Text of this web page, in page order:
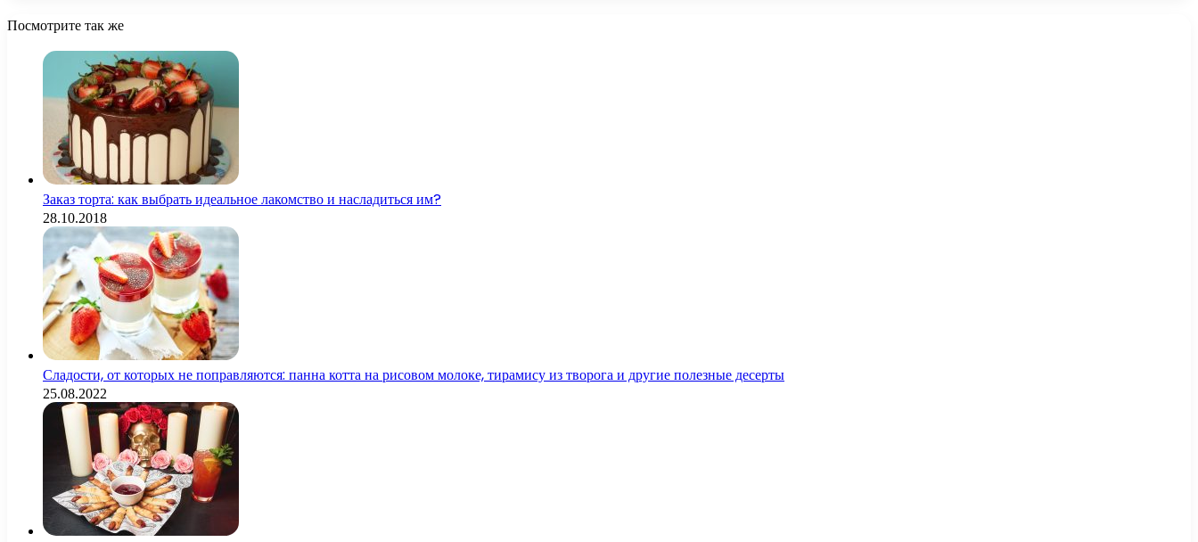
Посмотрите так же
Заказ торта: как выбрать идеальное лакомство и насладиться им?
28.10.2018
Сладости, от которых не поправляются: панна котта на рисовом молоке, тирамису из творога и другие полезные десерты
25.08.2022